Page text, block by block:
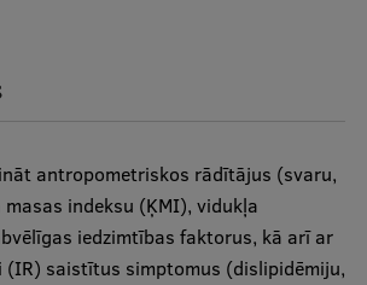
requests
in Latvia
antropometriskos rādītājus (svaru,
masas indeksu (ĶMI), vidukļa
iedzimtības faktorus, kā arī ar
(IR) saistītus simptomus (dislipidēmiju,